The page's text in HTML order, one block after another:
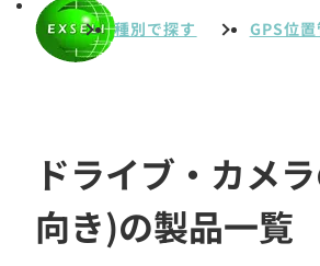
種別で探す GPS位
ドライブ・カメ
向き)の製品一覧